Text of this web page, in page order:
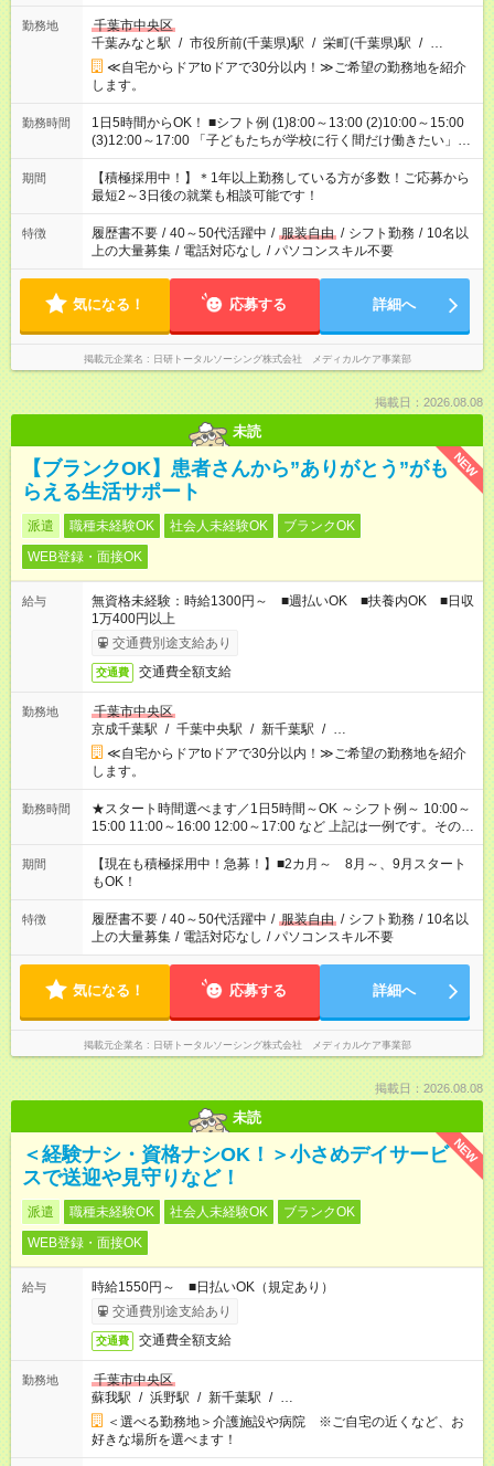
勤務地
千葉市中央区
千葉みなと駅 / 市役所前(千葉県)駅 / 栄町(千葉県)駅 / …
≪自宅からドアtoドアで30分以内！≫ご希望の勤務地を紹介
します。
勤務時間
1日5時間からOK！ ■シフト例 (1)8:00～13:00 (2)10:00～15:00
(3)12:00～17:00 「子どもたちが学校に行く間だけ働きたい」
「余裕を持って夕飯の準備がしたい」 「午前中は働いて、午後
はプライベートの時間にしたい」 など、ご希望を教えてくださ
いね。 ※Wワーク希望の方へ 今ご覧のお仕事で希望する勤務時
間と、もう1つのお仕事の勤務時間。 合計で週40時間を超える
場合は応募できません。
期間
【積極採用中！】＊1年以上勤務している方が多数！ご応募から
最短2～3日後の就業も相談可能です！
特徴 履歴書不要 / 40～50代活躍中 / 服装自由 / シフト勤務 / 10名以
上の大量募集 / 電話対応なし / パソコンスキル不要
気になる！ 応募する 詳細へ
掲載元企業名 日研トータルソーシング株式会社 メディカルケア事業部
掲載日：2026.08.08
未読
NEW
【ブランクOK】患者さんから”ありがとう”がも
らえる生活サポート
派遣 職種未経験OK 社会人未経験OK
ブランクOK
WEB登録・面接OK
給与
無資格未経験：時給1300円～ ■週払いOK ■扶養内OK ■日収
1万400円以上
交通費別途支給あり
交通費 交通費全額支給
勤務地
千葉市中央区
京成千葉駅 / 千葉中央駅 / 新千葉駅 / …
≪自宅からドアtoドアで30分以内！≫ご希望の勤務地を紹介
します。
勤務時間
★スタート時間選べます／1日5時間～OK ～シフト例～ 10:00～
15:00 11:00～16:00 12:00～17:00 など 上記は一例です。その他
シフトもご相談ください。 ※Wワークの場合当社と合わせて法
定労働時間が週40時間を超えなければOKです。
期間
【現在も積極採用中！急募！】■2カ月～ 8月～、9月スタート
もOK！
特徴 履歴書不要 / 40～50代活躍中 / 服装自由 / シフト勤務 / 10名以
上の大量募集 / 電話対応なし / パソコンスキル不要
気になる！ 応募する 詳細へ
掲載元企業名 日研トータルソーシング株式会社 メディカルケア事業部
掲載日：2026.08.08
未読
NEW
＜経験ナシ・資格ナシOK！＞小さめデイサービ
スで送迎や見守りなど！
派遣 職種未経験OK 社会人未経験OK
ブランクOK
WEB登録・面接OK
給与
時給1550円～ ■日払いOK（規定あり）
交通費別途支給あり
交通費 交通費全額支給
勤務地
千葉市中央区
蘇我駅 / 浜野駅 / 新千葉駅 / …
＜選べる勤務地＞介護施設や病院 ※ご自宅の近くなど、お
好きな場所を選べます！